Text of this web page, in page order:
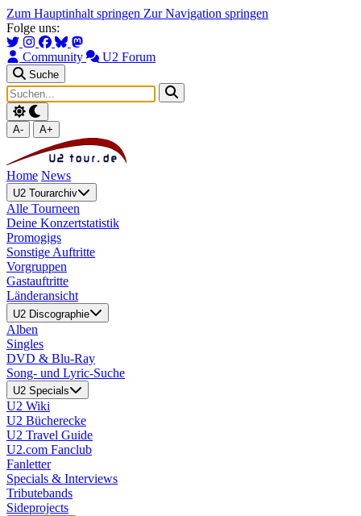
Zum Hauptinhalt springen Zur Navigation springen
Folge uns:
Community U2 Forum
Suche
A- A+
Home News
U2 Tourarchiv
Alle Tourneen
Deine Konzertstatistik
Promogigs
Sonstige Auftritte
Vorgruppen
Gastauftritte
Länderansicht
U2 Discographie
Alben
Singles
DVD & Blu-Ray
Song- und Lyric-Suche
U2 Specials
U2 Wiki
U2 Bücherecke
U2 Travel Guide
U2.com Fanclub
Fanletter
Specials & Interviews
Tributebands
Sideprojects